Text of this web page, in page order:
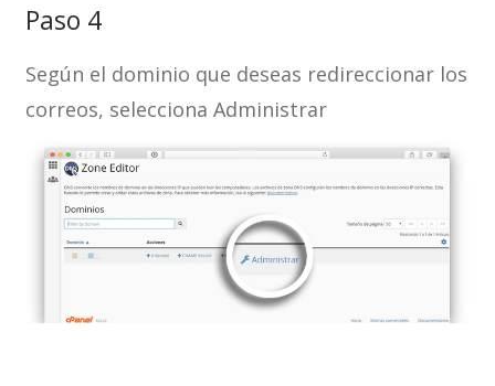
Paso 4
Según el dominio que deseas redireccionar los
correos, selecciona Administrar